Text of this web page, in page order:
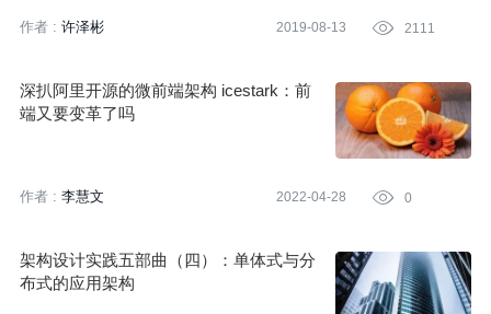
作者 : 许泽彬 2019-08-13  2111
深扒阿里开源的微前端架构 icestark：前
端又要变革了吗
作者 : 李慧文 2022-04-28  0
架构设计实践五部曲（四）：单体式与分
布式的应用架构